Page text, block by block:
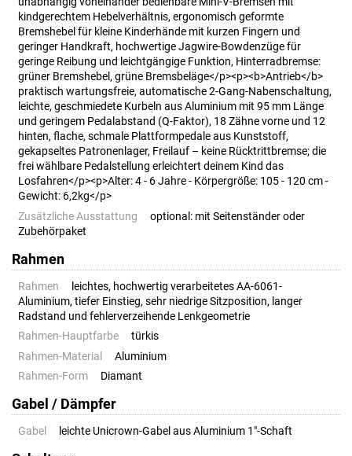
kindgerechtem Hebelverhältnis, ergonomisch geformte
Bremshebel für kleine Kinderhände mit kurzen Fingern und
geringer Handkraft, hochwertige Jagwire-Bowdenzüge für
geringe Reibung und leichtgängige Funktion, Hinterradbremse:
grüner Bremshebel, grüne Bremsbeläge</p><p><b>Antrieb</b>
praktisch wartungsfreie, automatische 2-Gang-Nabenschaltung,
leichte, geschmiedete Kurbeln aus Aluminium mit 95 mm Länge
und geringem Pedalabstand (Q-Faktor), 18 Zähne vorne und 12
hinten, flache, schmale Plattformpedale aus Kunststoff,
gekapseltes Patronenlager, Freilauf – keine Rücktrittbremse; die
frei wählbare Pedalstellung erleichtert deinem Kind das
Losfahren</p><p>Alter: 4 - 6 Jahre - Körpergröße: 105 - 120 cm -
Gewicht: 6,2kg</p>
Zusätzliche Ausstattung
optional: mit Seitenständer oder
Zubehörpaket
Rahmen
Rahmen
leichtes, hochwertig verarbeitetes AA-6061-
Aluminium, tiefer Einstieg, sehr niedrige Sitzposition, langer
Radstand und fehlerverzeihende Lenkgeometrie
Rahmen-Hauptfarbe
türkis
Rahmen-Material
Aluminium
Rahmen-Form
Diamant
Gabel / Dämpfer
Gabel leichte Unicrown-Gabel aus Aluminium 1"-Schaft